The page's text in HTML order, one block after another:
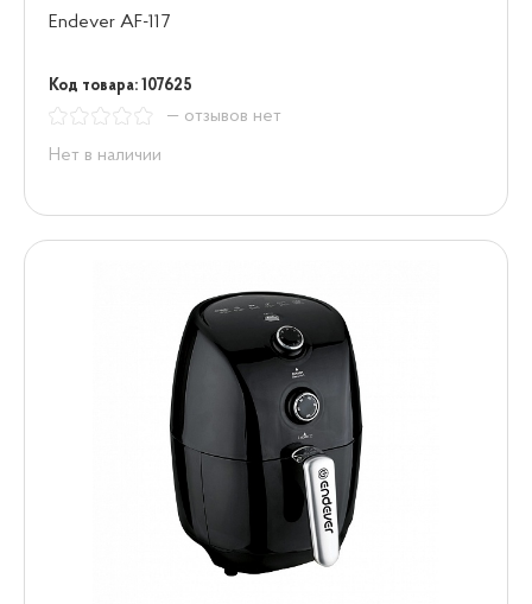
Endever AF-117
Код товара: 107625
— отзывов нет
Нет в наличии